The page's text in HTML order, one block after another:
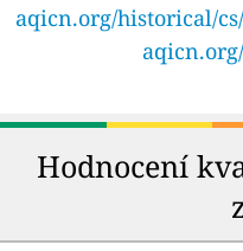
aqicn.org/historical/
Hodnocení